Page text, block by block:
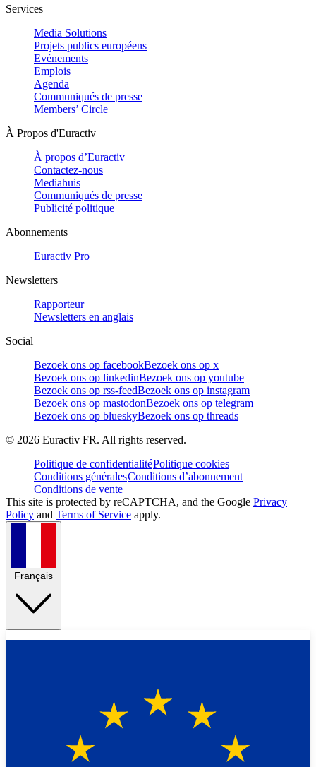
Services
Media Solutions
Projets publics européens
Evénements
Emplois
Agenda
Communiqués de presse
Members’ Circle
À Propos d'Euractiv
À propos d’Euractiv
Contactez-nous
Mediahuis
Communiqués de presse
Publicité politique
Abonnements
Euractiv Pro
Newsletters
Rapporteur
Newsletters en anglais
Social
Bezoek ons op facebookBezoek ons op x
Bezoek ons op linkedinBezoek ons op youtube
Bezoek ons op rss-feedBezoek ons op instagram
Bezoek ons op mastodonBezoek ons op telegram
Bezoek ons op blueskyBezoek ons op threads
© 2026 Euractiv FR. All rights reserved.
Politique de confidentialitéPolitique cookies
Conditions généralesConditions d’abonnement
Conditions de vente
This site is protected by reCAPTCHA, and the Google Privacy
Policy and Terms of Service apply.
Français